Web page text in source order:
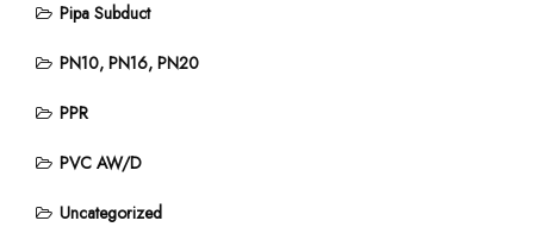
Pipa Subduct
PN10, PN16, PN20
PPR
PVC AW/D
Uncategorized